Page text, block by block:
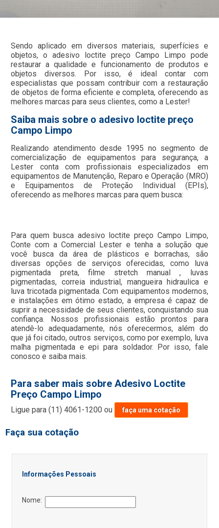
Sendo aplicado em diversos materiais, superfícies e
objetos, o adesivo loctite preço Campo Limpo pode
restaurar a qualidade e funcionamento de produtos e
objetos diversos. Por isso, é ideal contar com
especialistas que possam contribuir com a restauração
de objetos de forma eficiente e completa, oferecendo as
melhores marcas para seus clientes, como a Lester!
Saiba mais sobre o adesivo loctite preço
Campo Limpo
Realizando atendimento desde 1995 no segmento de
comercialização de equipamentos para segurança, a
Lester conta com profissionais especializados em
equipamentos de Manutenção, Reparo e Operação (MRO)
e Equipamentos de Proteção Individual (EPIs),
oferecendo as melhores marcas para quem busca:
Para quem busca adesivo loctite preço Campo Limpo,
Conte com a Comercial Lester e tenha a solução que
você busca da área de plásticos e borrachas, são
diversas opções de serviços oferecidas, como luva
pigmentada preta, filme stretch manual , luvas
pigmentadas, correia industrial, mangueira hidraulica e
luva tricotada pigmentada. Com equipamentos modernos,
e instalações em ótimo estado, a empresa é capaz de
suprir a necessidade de seus clientes, conquistando sua
confiança. Nossos profissionais estão prontos para
atendê-lo adequadamente, nós oferecermos, além do
que já foi citado, outros serviços, como por exemplo, luva
malha pigmentada e epi para soldador. Por isso, fale
conosco e saiba mais.
Para saber mais sobre Adesivo Loctite
Preço Campo Limpo
Ligue para(11) 4061-1200 ou faça uma cotação
Faça sua cotação
Informações Pessoais
Nome: